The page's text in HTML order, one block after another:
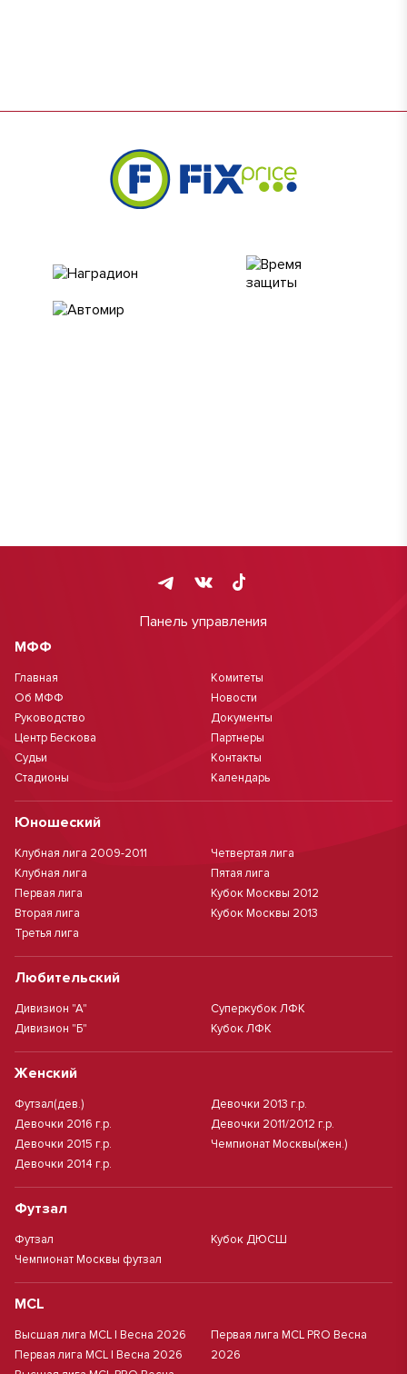
Панель управления
МФФ
Главная
Об МФФ
Руководство
Центр Бескова
Судьи
Стадионы
Комитеты
Новости
Документы
Партнеры
Контакты
Календарь
Юношеский
Клубная лига 2009-2011
Клубная лига
Первая лига
Вторая лига
Третья лига
Четвертая лига
Пятая лига
Кубок Москвы 2012
Кубок Москвы 2013
Любительский
Дивизион "А"
Дивизион "Б"
Суперкубок ЛФК
Кубок ЛФК
Женский
Футзал(дев.)
Девочки 2016 г.р.
Девочки 2015 г.р.
Девочки 2014 г.р.
Девочки 2013 г.р.
Девочки 2011/2012 г.р.
Чемпионат Москвы(жен.)
Футзал
Футзал
Чемпионат Москвы футзал
Кубок ДЮСШ
MCL
Высшая лига MCL | Весна 2026
Первая лига MCL | Весна 2026
Первая лига MCL PRO Весна
2026